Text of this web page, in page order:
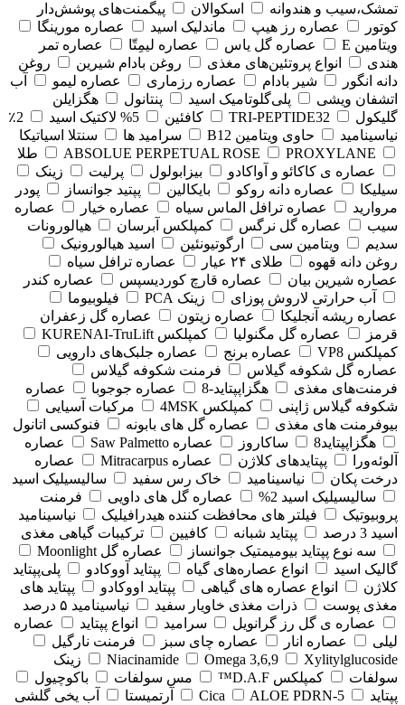
تمشک،سیب و هندوانه
اسکوالان
پیگمنت‌های پوشش‌دار
کوتور
عصاره رز هیپ ماندلیک اسید
عصاره مورینگا
ویتامین E
عصاره گل یاس عصاره لیمِتّا
عصاره تمر
هندی
انواع پروتئین‌های مغذی روغن بادام شیرین
روغن
دانه انگور
شیر بادام عصاره رزماری عصاره لیمو
آب
اتشفان ویشی
پلی‌گلوتامیک اسید پنتانول
هگزایلن
گلیکول
TRI-PEPTIDE32 کافئین 5% لاکتیک اسید
2٪
نیاسینامید
حاوی ویتامین B12 سرامید ها
سنتلا اسیاتیکا
ABSOLUE PERPETUAL ROSE
PROXYLANE
طلا
عصاره ی کاکائو و آواکادو
بیزابولول پرلیت
زینک
سیلیکا
عصاره دانه روکو بایکالین پپتید جوانساز
پودر
مروارید
عصاره ترافل الماس سیاه عصاره خیار
عصاره
سیب
عصاره گل نرگس کمپلکس آبرسان
هیالورونات
سدیم
ویتامین سی ارگوتیونئین
اسید هیالورونیک
روغن دانه قهوه
طلای ۲۴ عیار
عصاره ترافل سیاه
عصاره شیرین بیان
عصاره قارچ کوردیسپس
عصاره کندر
آب حرارتی لاروش پوزای
زینک PCA
فیلوبیوما
عصاره ریشه آنجلیکا
عصاره زیتون
عصاره گل زعفران
قرمز
عصاره گل مگنولیا
کمپلکس KURENAI-TruLift
کمپلکس VP8
عصاره برنج
عصاره جلبک‌های دارویی
عصاره گل شکوفه گیلاس
فرمنت شکوفه گیلاس
فرمنت‌های مغذی
هگزاپپتاید-8 عصاره جوجوبا
عصاره
شکوفه گیلاس ژاپنی
کمپلکس 4MSK
مرکبات آسیایی
بیوفرمنت های مغذی
عصاره گل های بابونه
فنوکسی اتانول
هگزاپپتاید8
ساکاروز عصاره Saw Palmetto
عصاره
آلوئه‌ورا
پپتایدهای کلاژن عصاره Mitracarpus
عصاره
درخت پکان
نیاسینامید خاک رس سفید
سالیسیلیک اسید
سالیسیلیک اسید 2%
عصاره گل های داویی
فرمنت
پروبیوتیک
فیلتر های محافظت کننده هیدرافیلیک
نیاسینامید
اسید 3 درصد
پپتاید شبانه کافیین
ترکیبات گیاهی مغذی
سه نوع پپتاید بیومیمتیک جوانساز
عصاره گل Moonlight
گالیک اسید
انواع عصاره‌های گیاه پپتاید آووکادو
پلی‌پپتاید
کلاژن
انواع عصاره های گیاهی پپتاید اووکادو
پپتاید های
مغذی پوست
ذرات مغذی خاویار سفید
نیاسینامید ۵ درصد
عصاره ی گل رز گرانویل
سرامید انواع پپتاید
عصاره
لیلی
عصاره انار عصاره چای سبز
فرمنت نارگیل
Niacinamide
Omega 3,6,9 Xylitylglucoside
زینک
سولفات
کمپلکس D.A.F™ مس سولفات
باکوچیول
پپتاید
5-Cica
ALOE PDRN آرتمیستا
آب یخی گلشی